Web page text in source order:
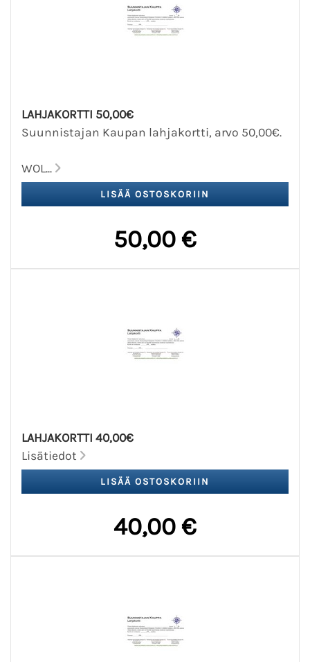
LAHJAKORTTI 50,00€
Suunnistajan Kaupan lahjakortti, arvo 50,00€.
WOL...
50,00 €
LAHJAKORTTI 40,00€
Lisätiedot
40,00 €